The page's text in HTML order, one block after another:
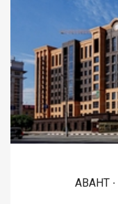
АВАНТ ∙